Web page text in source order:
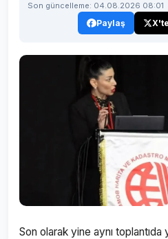
Son güncelleme: 04.08.2026 08:01
Paylaş
Son olarak yine aynı